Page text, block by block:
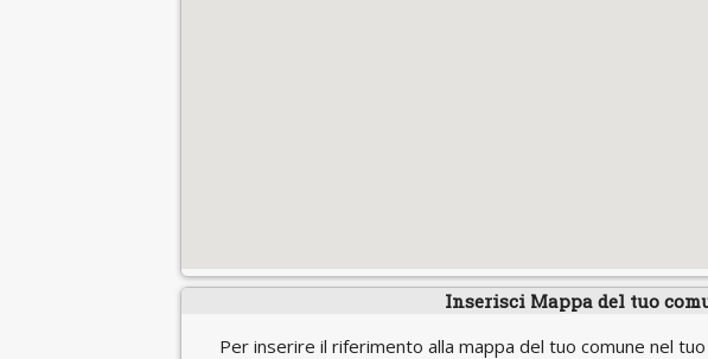
Inserisci Mappa del tuo
Per inserire il riferimento alla mappa del tuo comune nel